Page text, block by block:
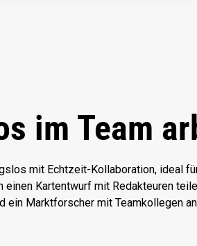
im Team
mit Echtzeit-Kollaboration, ideal
einen Kartentwurf mit Redakteuren
ein Marktforscher mit Teamkollegen